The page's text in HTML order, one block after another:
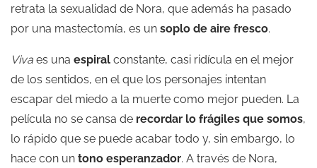
retrata la sexualidad de Nora, que además ha pasado
por una mastectomía, es un soplo de aire fresco.
Viva es una espiral constante, casi ridícula en el mejor
de los sentidos, en el que los personajes intentan
escapar del miedo a la muerte como mejor pueden. La
película no se cansa de recordar lo frágiles que somos,
lo rápido que se puede acabar todo y, sin embargo, lo
hace con un tono esperanzador. A través de Nora,